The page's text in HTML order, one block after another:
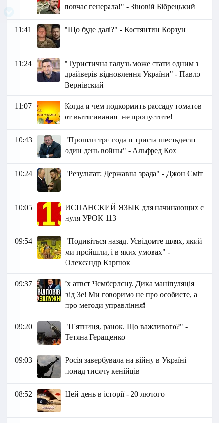
повчає генерала!" - Зіновій Бібрецький
11:41 "Що буде далі?" - Костянтин Корзун
11:24
"Туристична галузь може стати одним з
драйверів відновлення України" - Павло
Вернівский
11:07
Когда и чем подкормить рассаду томатов
от вытягивания- не пропустите!
10:43
"Прошли три года и триста шестьдесят
один день войны" - Альфред Кох
10:24 "Результат: Державна зрада" - Джон Сміт
10:05
ИСПАНСКИЙ ЯЗЫК для начинающих с
нуля УРОК 113
09:54
"Подивіться назад. Усвідомте шлях, який
ми пройшли, і в яких умовах" -
Олександр Карпюк
09:37
їх атвєт Чємбєрлєну. Дика маніпуляція
від Зе! Ми говоримо не про особисте, а
про методи управління❗
09:20
"П'ятниця, ранок. Що важливого?" -
Тетяна Геращенко
09:03
Росія завербувала на війну в Україні
понад тисячу кенійців
08:52 Цей день в історії - 20 лютого